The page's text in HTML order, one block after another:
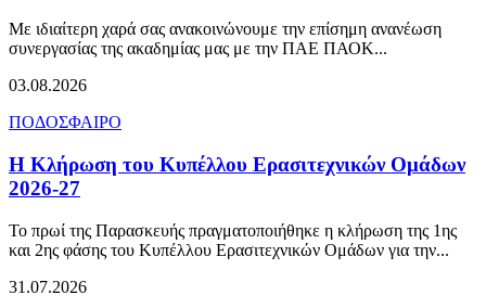
Με ιδιαίτερη χαρά σας ανακοινώνουμε την επίσημη ανανέωση
συνεργασίας της ακαδημίας μας με την ΠΑΕ ΠΑΟΚ...
03.08.2026
ΠΟΔΟΣΦΑΙΡΟ
Η Κλήρωση του Κυπέλλου Ερασιτεχνικών Ομάδων
2026-27
Το πρωί της Παρασκευής πραγματοποιήθηκε η κλήρωση της 1ης
και 2ης φάσης του Κυπέλλου Ερασιτεχνικών Ομάδων για την...
31.07.2026